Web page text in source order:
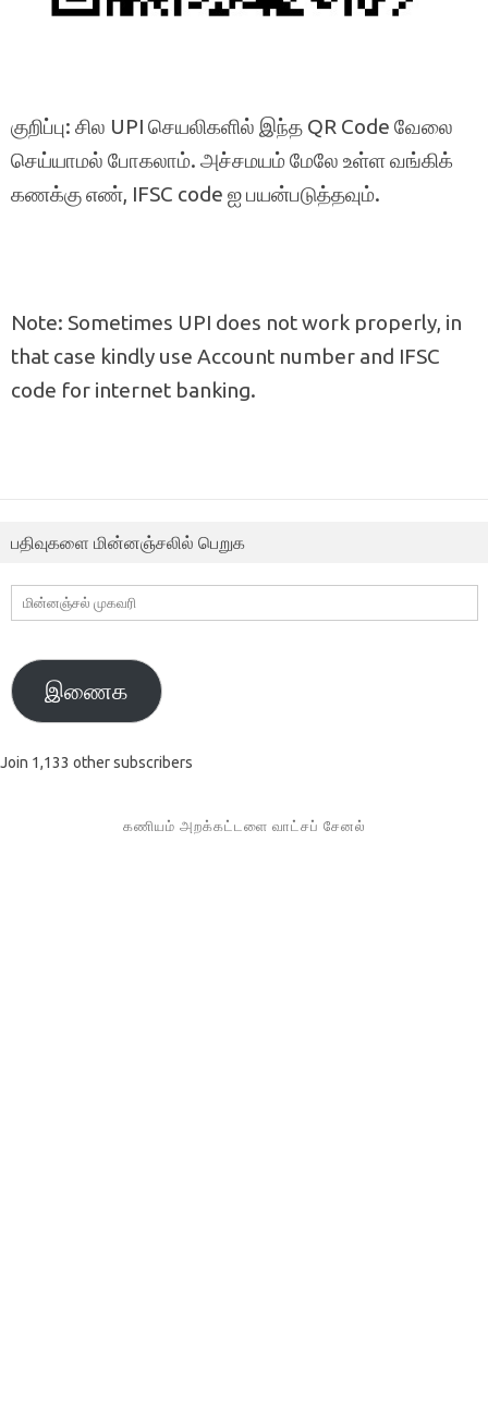
குறிப்பு: சில UPI செயலிகளில் இந்த QR Code வேலை
செய்யாமல் போகலாம். அச்சமயம் மேலே உள்ள வங்கிக்
கணக்கு எண், IFSC code ஐ பயன்படுத்தவும்.
Note: Sometimes UPI does not work properly, in
that case kindly use Account number and IFSC
code for internet banking.
பதிவுகளை மின்னஞ்சலில் பெறுக
மின்னஞ்சல்
முகவரி
இணைக
Join 1,133 other subscribers
கணியம் அறக்கட்டளை வாட்சப் சேனல்